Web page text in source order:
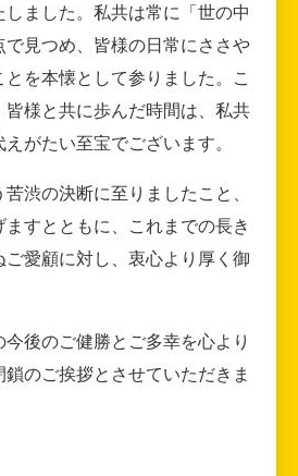
ました。私共は常に「世の中
見つめ、皆様の日常にささや
を本懐として参りました。こ
様と共に歩んだ時間は、私共
がたい至宝でございます。
渋の決断に至りましたこと、
すとともに、これまでの長き
愛顧に対し、衷心より厚く御
後のご健勝とご多幸を心より
のご挨拶とさせていただきま